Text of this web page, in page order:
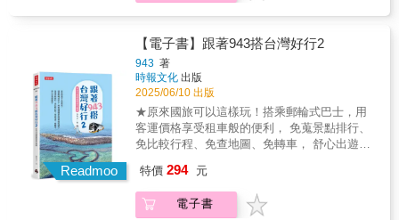
味。書籍特色：1.深入在地，探索不一樣的台
灣：不僅走訪著名景點，更深入小農、古道與
秘境，讓旅行更貼近土地與人情。2.多元主
題，適合各種旅行風格：不論是美食愛好者、
自然步道探險者，或是生態觀察家，都能找到
最適合的路線。3.季節推薦，最美時刻不錯
過：書中標示各景點的最佳旅行時節，捕捉最
動人的美景。
Readmoo
【電子書】跟著943搭台灣好行2
943 著
時報文化 出版
2025/06/10 出版
★原來國旅可以這樣玩！搭乘郵輪式巴士，用
客運價格享受租車般的便利， 免蒐景點排行、
免比較行程、免查地圖、免轉車， 舒心出遊超
自遊提案》後，943再度走訪32條台灣好行精選
路線，分享口碑最佳的人氣景點與新興玩法，
以及內行人才知道的乘車撇步，讓你不用開
特價 294 元
電子書